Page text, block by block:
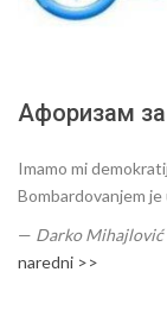
Афоризам
Imamo mi
Bombardovanjem je
— Darko Mihajlović
naredni >>